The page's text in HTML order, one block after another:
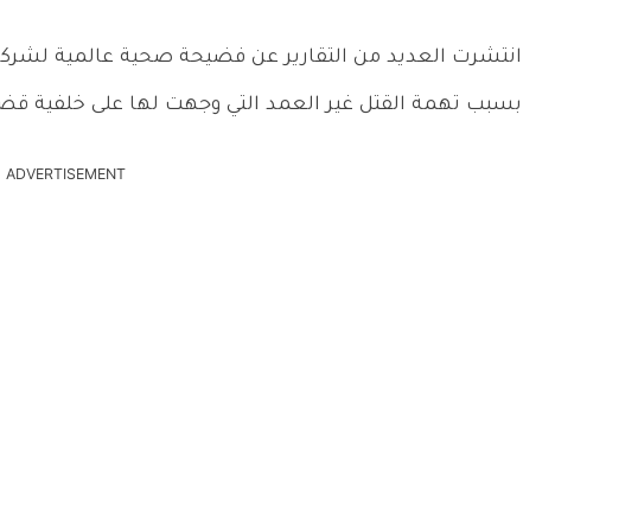
بسبب تهمة القتل غير العمد التي وجهت لها على خلفية
ADVERTISEMENT